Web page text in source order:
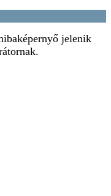
jelenik